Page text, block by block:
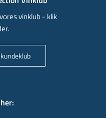
vinklub - klik
: